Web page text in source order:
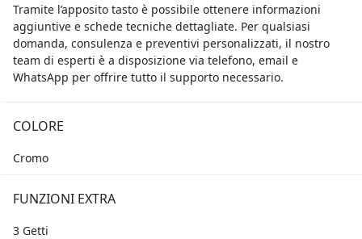
Tramite l’apposito tasto è possibile ottenere informazioni
aggiuntive e schede tecniche dettagliate. Per qualsiasi
domanda, consulenza e preventivi personalizzati, il nostro
team di esperti è a disposizione via telefono, email e
WhatsApp per offrire tutto il supporto necessario.
COLORE
Cromo
FUNZIONI EXTRA
3 Getti